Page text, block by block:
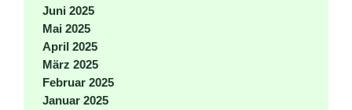
Juni 2025
Mai 2025
April 2025
März 2025
Februar 2025
Januar 2025